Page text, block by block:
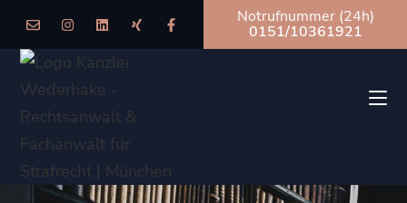
Notrufnummer (24h)
0151/10361921